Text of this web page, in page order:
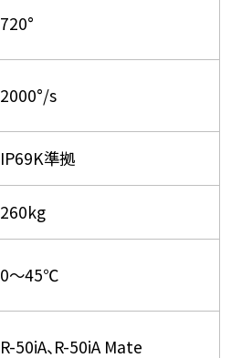
720°
2000°/s
IP69K準拠
260kg
0〜45℃
R-50iA、R-50iA Mate